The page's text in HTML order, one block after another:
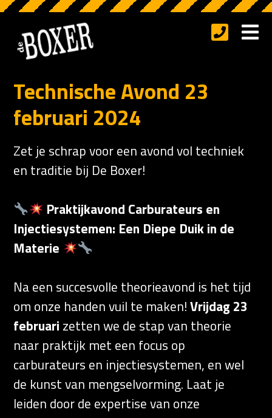
Technische Avond 23
februari 2024
Zet je schrap voor een avond vol techniek
en traditie bij De Boxer!
Praktijkavond Carburateurs en
Injectiesystemen: Een Diepe Duik in de
Materie
Na een succesvolle theorieavond is het tijd
om onze handen vuil te maken!Vrijdag 23
februari zetten we de stap van theorie
naar praktijk met een focus op
carburateurs en injectiesystemen, en wel
de kunst van mengselvorming. Laat je
leiden door de expertise van onze